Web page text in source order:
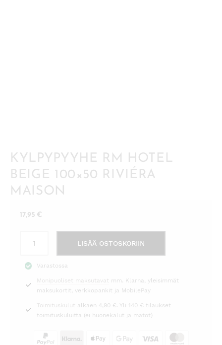
KYLPYPYYHE RM HOTEL
BEIGE 100×50 RIVIÉRA
MAISON
17,95 €
beige
100x50
Riviéra
Maison
määrä
LISÄÄ OSTOSKORIIN
Varastossa
Monipuoliset maksutavat mm. Klarna, yleisimmät
maksukortit, verkkopankit ja MobilePay
Toimituskulut alkaen 4,90 €. Yli 140 € tilaukset
toimituskuluitta (ei huonekalut ja matot)